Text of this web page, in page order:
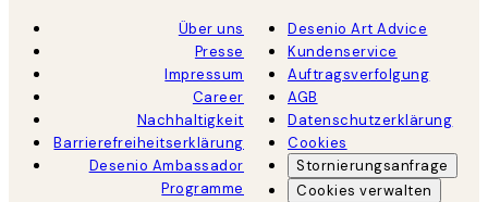
Über uns
Presse
Impressum
Career
Nachhaltigkeit
Barrierefreiheitserklärung
Desenio Ambassador
Programme
Desenio Art Advice
Kundenservice
Auftragsverfolgung
AGB
Datenschutzerklärung
Cookies
Stornierungsanfrage
Cookies verwalten